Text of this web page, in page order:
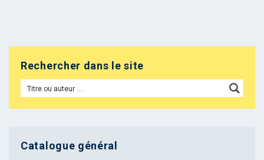
Rechercher dans le site
Catalogue général